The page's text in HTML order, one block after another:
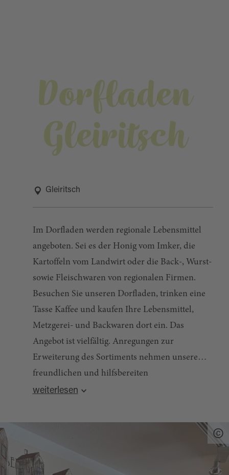
Dorfladen
Gleiritsch
Gleiritsch
Im Dorfladen werden regionale Lebensmittel
angeboten. Sei es der Honig vom Imker, die
Kartoffeln vom Landwirt oder die Back-, Wurst-
sowie Fleischwaren von regionalen Firmen.
Besuchen Sie unseren Dorfladen, trinken eine
Tasse Kaffee und kaufen Ihre Lebensmittel,
Metzgerei- und Backwaren dort ein. Das
Angebot ist vielfältig. Anregungen zur
Erweiterung des Sortiments nehmen unsere
freundlichen und hilfsbereiten
Mitarbeiterinnen gerne entgegen.
Auch eine E-Bike-Ladestation, an der die E-
vorhanden.
Weitere Ladestationen in der Region kann man
Quelle:destination.one
weiterlesen